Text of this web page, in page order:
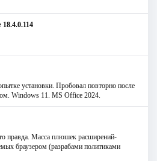
установки. Пробовал повторно после
Windows 11. MS Offiсe 2024.
правда. Масса плюшек расширений-
браузером (разрабами политиками